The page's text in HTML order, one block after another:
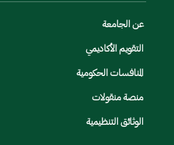
عن الجامعة
التقويم الأكاديمي
المنافسات الحكومية
منصة منقولات
الوثائق التنظيمية